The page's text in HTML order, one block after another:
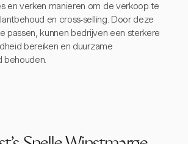
en verken manieren om de verkoop te
en cross-selling. Door deze
passen, kunnen bedrijven een sterkere
bereiken en duurzame
behouden.